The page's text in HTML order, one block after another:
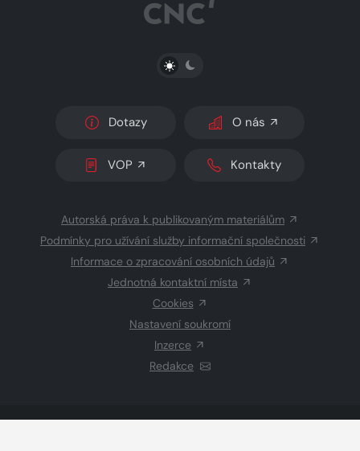
PŘEPNOUT SVĚTLÝ/TMAVÝ REŽIM
Dotazy O nás
VOP Kontakty
Autorská práva k publikovaným materiálům
Podmínky pro užívání služby informační společnosti
Informace o zpracování osobních údajů
Jednotná kontaktní místa
Cookies
Nastavení soukromí
Inzerce
Redakce